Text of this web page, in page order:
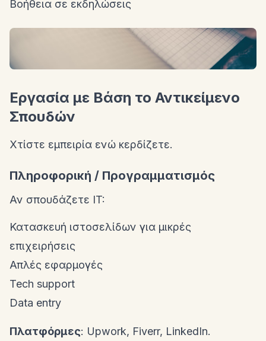
Βοήθεια σε εκδηλώσεις
Εργασία με Βάση το Αντικείμενο
Σπουδών
Χτίστε εμπειρία ενώ κερδίζετε.
Πληροφορική / Προγραμματισμός
Αν σπουδάζετε IT:
Κατασκευή ιστοσελίδων για μικρές
επιχειρήσεις
Απλές εφαρμογές
Tech support
Data entry
Πλατφόρμες: Upwork, Fiverr, LinkedIn.